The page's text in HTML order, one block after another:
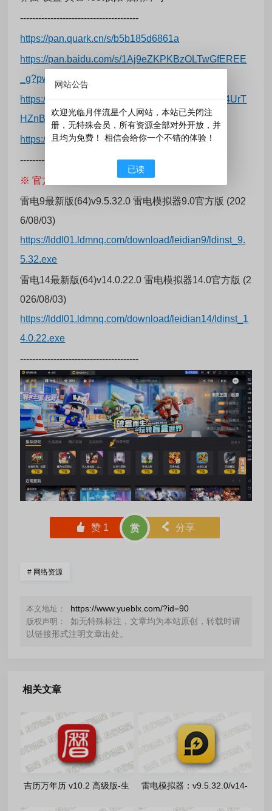
---------------------------------------
https://pan.quark.cn/s/b5b185d6861a
https://pan.baidu.com/s/1Aj9eZKPKBzOLTwGfEREE
_g?pwd=81p7
https://pan.xunlei.com/s/VOwHVkZgELEG89cM4UrT
HZnBA1?pwd=6dps#
https://www.123684.com/s/Fy9bVv-sJw6d
---------------------------------------
※ 官方正式版
雷电9最新版(64)v9.5.32.0 雷电模拟器9.0官方版 (202
6/08/03)
https://lddl01.ldmnq.com/download/leidian9/ldinst_9.
5.32.exe
雷电14最新版(64)v14.0.22.0 雷电模拟器14.0官方版 (2
026/08/03)
https://lddl01.ldmnq.com/download/leidian14/ldinst_1
4.0.22.exe
---------------------------------------
󰄼 赞 1 赏 󰄯 分享
# 网络资源
本文地址： https://www.yueblx.com/?id=90
版权声明：
如无特殊标注，文章均为本站原创，转载时请
以链接形式注明文章出处。
相关文章
吉历万年历 v10.2 高级版-生
辰八字，择日禁忌，运势财运
雷电模拟器：v9.5.32.0/v14-
14.0.22 去广告绿色版
网站公告
欢迎光临月伴流星个人网站，本站已关闭注
册，无特殊会员，所有资源全部对外开放，并
且均为免费！ 相信会给你一个不错的体验！
已读